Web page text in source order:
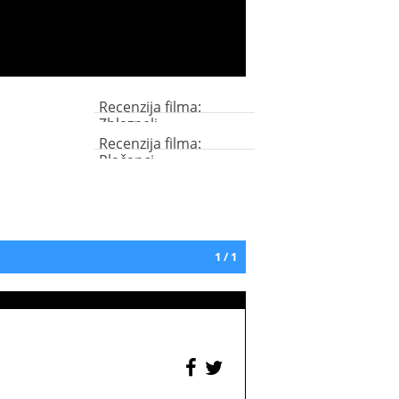
Recenzija filma:
Zblazneli
Recenzija filma:
Plačanci
1 / 1